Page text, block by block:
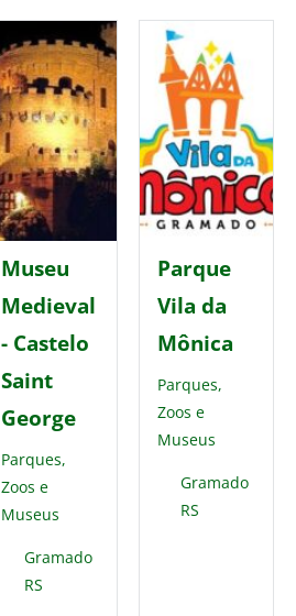
Museu
Medieval
- Castelo
Saint
George
Parques,
Zoos e
Museus
Gramado
RS
Parque
Vila da
Mônica
Parques,
Zoos e
Museus
Gramado
RS